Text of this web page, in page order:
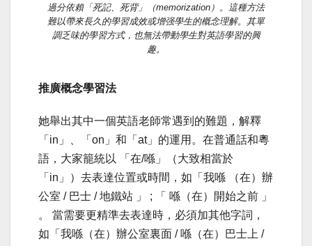
過分依賴「死記、死背」（memorization）。這種方法
難以帶來長久的學習成效或增强學生的概念理解。其單
調乏味的學習方式，也無法帶動學生對英語學習的興
趣。
推廣概念學習法
她舉出其中一個英語老師常遇到的難題，解釋
「in」、「on」和「at」的運用。在普通話和粵
語，大家籠統以 「在/喺」（大致相當於
「in」）去表達位置或時間，如「我喺 （在）辦
公室 / 巴士 / 地鐵站 」 ; 「 喺（在）開始之前 」
。 當需要更精準去表達時，必須加其他字詞，
如「我喺（在）辦公室裏面 / 喺（在）巴士上 /